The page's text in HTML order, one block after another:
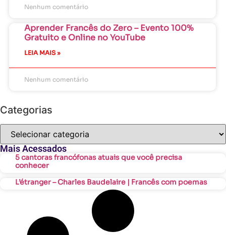
Nenhum comentário
Aprender Francês do Zero – Evento 100%
Gratuito e Online no YouTube
LEIA MAIS »
Nenhum comentário
Categorias
Mais Acessados
5 cantoras francófonas atuais que você precisa
conhecer
L’étranger – Charles Baudelaire | Francês com poemas